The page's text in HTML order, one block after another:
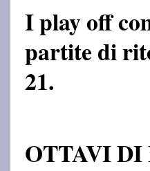
I play off
partite di
21.
OTTAVI DI